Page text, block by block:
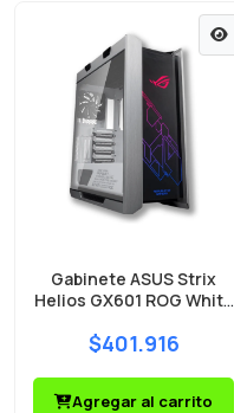
Gabinete ASUS Strix
Helios GX601 ROG White
Vidrio Templado
$401.916
Agregar al carrito